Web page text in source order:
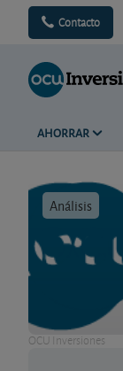
Contacto
AHORRAR
Análisis
OCU Inversiones